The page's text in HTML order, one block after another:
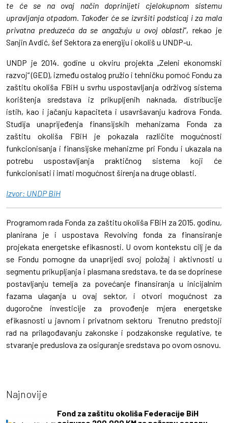
te će se na ovaj način doprinijeti cjelokupnom sistemu
upravljanja otpadom. Također će se izvršiti podsticaj i za mala
privatna preduzeća da se angažuju u ovoj oblasti”, rekao je
Sanjin Avdić, šef Sektora za energiju i okoliš u UNDP-u.
UNDP je 2014. godine u okviru projekta „Zeleni ekonomski
razvoj“ (GED), između ostalog pružio i tehničku pomoć Fondu za
zaštitu okoliša FBiH u svrhu uspostavljanja održivog sistema
korištenja sredstava iz prikupljenih naknada, distribucije
istih, kao i jačanju kapaciteta i usavršavanju kadrova Fonda.
Studija unaprijeđenja finansijskih mehanizama Fonda za
zaštitu okoliša FBiH je pokazala različite mogućnosti
funkcionisanja i finansijske mehanizme pri Fondu i ukazala na
potrebu uspostavljanja praktičnog sistema koji će
funkcionisati i imati mogućnost širenja na druge oblasti.
Izvor: UNDP BiH
Programom rada Fonda za zaštitu okoliša FBiH za 2015. godinu,
planirana je i uspostava Revolving fonda za finansiranje
projekata energetske efikasnosti. U ovom kontekstu cilj je da
se Fondu pomogne da unaprijedi svoj položaj i aktivnosti u
segmentu prikupljanja i plasmana sredstava, te da se doprinese
postavljanju temelja za povećanje finansiranja u inicijalnim
fazama ulaganja u ovaj sektor, i otvori mogućnost za
dugoročne investicije za provođenje mjera energetske
efikasnosti u javnom i privatnom sektoru Trenutno predstoji
rad na prilagođavanju zakonske i podzakonske regulative, te
stvaranje preduslova za osiguranje sredstava po ovom osnovu.
Najnovije
Fond za zaštitu okoliša Federacije BiH